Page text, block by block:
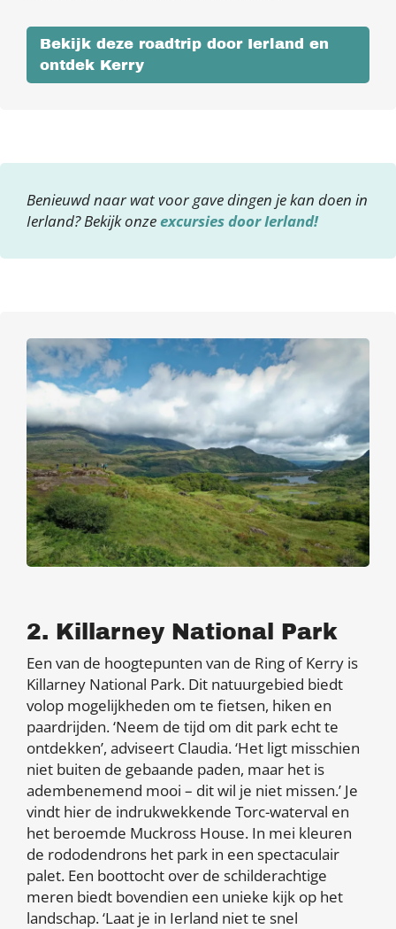
Bekijk deze roadtrip door Ierland en
ontdek Kerry
Benieuwd naar wat voor gave dingen je kan doen in
Ierland? Bekijk onzeexcursies door Ierland!
2. Killarney National Park
Een van de hoogtepunten van de Ring of Kerry is
Killarney National Park. Dit natuurgebied biedt
volop mogelijkheden om te fietsen, hiken en
paardrijden. ‘Neem de tijd om dit park echt te
ontdekken’, adviseert Claudia. ‘Het ligt misschien
niet buiten de gebaande paden, maar het is
adembenemend mooi – dit wil je niet missen.’ Je
vindt hier de indrukwekkende Torc-waterval en
het beroemde Muckross House. In mei kleuren
de rododendrons het park in een spectaculair
palet. Een boottocht over de schilderachtige
meren biedt bovendien een unieke kijk op het
landschap. ‘Laat je in Ierland niet te snel